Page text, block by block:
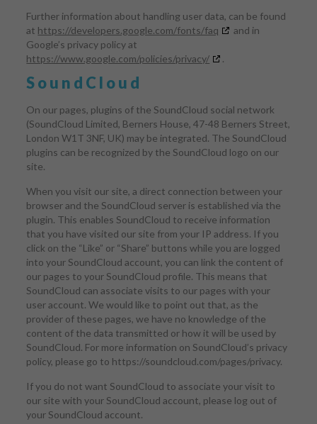
Further information about handling user data, can be found
at https://developers.google.com/fonts/faq
and in
Google’s privacy policy at
https://www.google.com/policies/privacy/
.
SoundCloud
On our pages, plugins of the SoundCloud social network
(SoundCloud Limited, Berners House, 47-48 Berners Street,
London W1T 3NF, UK) may be integrated. The SoundCloud
plugins can be recognized by the SoundCloud logo on our
site.
When you visit our site, a direct connection between your
browser and the SoundCloud server is established via the
plugin. This enables SoundCloud to receive information
that you have visited our site from your IP address. If you
click on the “Like” or “Share” buttons while you are logged
into your SoundCloud account, you can link the content of
our pages to your SoundCloud profile. This means that
SoundCloud can associate visits to our pages with your
user account. We would like to point out that, as the
provider of these pages, we have no knowledge of the
content of the data transmitted or how it will be used by
SoundCloud. For more information on SoundCloud’s privacy
policy, please go to https://soundcloud.com/pages/privacy.
If you do not want SoundCloud to associate your visit to
our site with your SoundCloud account, please log out of
your SoundCloud account.